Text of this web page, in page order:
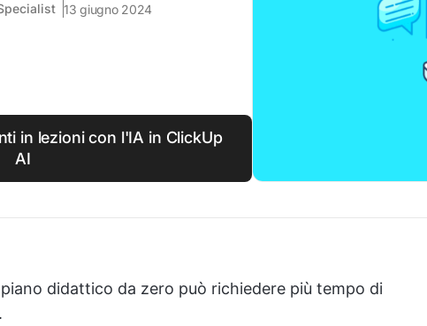
13 giugno 2024
in lezioni con l'IA in ClickUp
AI
didattico da zero può richiedere più tempo di